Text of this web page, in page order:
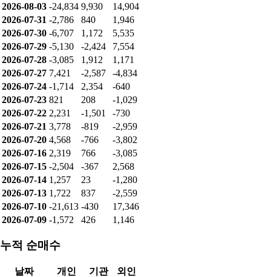
2026-08-03 -24,834 9,930
14,904
2026-07-31 -2,786 840
1,946
2026-07-30 -6,707 1,172
5,535
2026-07-29 -5,130 -2,424
7,554
2026-07-28 -3,085 1,912
1,171
2026-07-27 7,421 -2,587
-4,834
2026-07-24 -1,714 2,354
-640
2026-07-23 821 208
-1,029
2026-07-22 2,231 -1,501
-730
2026-07-21 3,778 -819
-2,959
2026-07-20 4,568 -766
-3,802
2026-07-16 2,319 766
-3,085
2026-07-15 -2,504 -367
2,568
2026-07-14 1,257 23
-1,280
2026-07-13 1,722 837
-2,559
2026-07-10 -21,613 -430
17,346
2026-07-09 -1,572 426 1,146
누적 순매수
날짜 개인 기관
외인